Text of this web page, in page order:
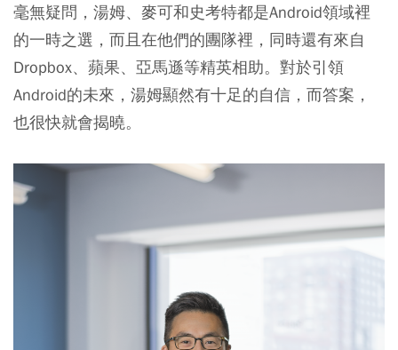
毫無疑問，湯姆、麥可和史考特都是Android領域裡
的一時之選，而且在他們的團隊裡，同時還有來自
Dropbox、蘋果、亞馬遜等精英相助。對於引領
Android的未來，湯姆顯然有十足的自信，而答案，
也很快就會揭曉。